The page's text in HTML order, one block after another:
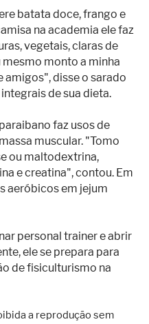
batata doce, frango e
na academia ele faz
vegetais, claras de
mesmo monto a minha
amigos", disse o sarado
de sua dieta.
faz usos de
muscular. "Tomo
ou maltodextrina,
e creatina", contou. Em
aeróbicos em jejum
personal trainer e abrir
ele se prepara para
de fisiculturismo na
a reprodução sem